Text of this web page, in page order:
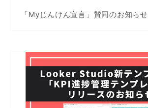
「Myじんけん宣言」賛同のお知らせ